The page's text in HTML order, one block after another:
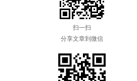
扫一扫
分享文章到微信